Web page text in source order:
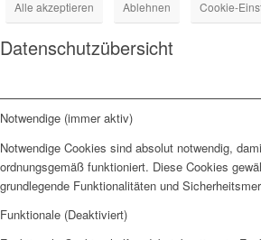
Alle akzeptieren Ablehnen Cookie-
Datenschutzübersicht
Notwendige (immer aktiv)
Notwendige Cookies sind absolut notwendig,
ordnungsgemäß funktioniert. Diese Cookies
grundlegende Funktionalitäten und
Funktionale (Deaktiviert)